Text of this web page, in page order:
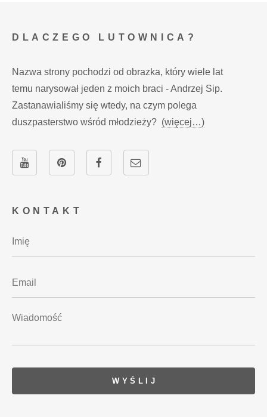
KONTAKT
DLACZEGO LUTOWNICA?
Nazwa strony pochodzi od obrazka, który wiele lat
temu narysował jeden z moich braci - Andrzej Sip.
Zastanawialiśmy się wtedy, na czym polega
duszpasterstwo wśród młodzieży? (więcej…)